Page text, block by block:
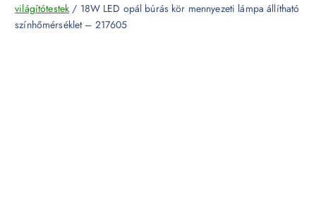
világítótestek / 18W LED opál búrás kör mennyezeti lámpa állítható
színhőmérséklet – 217605